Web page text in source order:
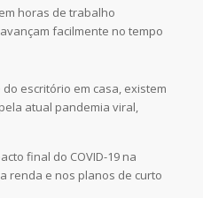
horas de trabalho
facilmente no tempo
escritório em casa, existem
atual pandemia viral,
final do COVID-19 na
renda e nos planos de curto